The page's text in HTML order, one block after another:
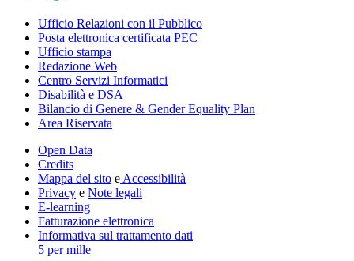
Ufficio Relazioni con il Pubblico
Posta elettronica certificata PEC
Ufficio stampa
Redazione Web
Centro Servizi Informatici
Disabilità e DSA
Bilancio di Genere & Gender Equality Plan
Area Riservata
Open Data
Credits
Mappa del sito e Accessibilità
Privacy e Note legali
E-learning
Fatturazione elettronica
Informativa sul trattamento dati
5 per mille